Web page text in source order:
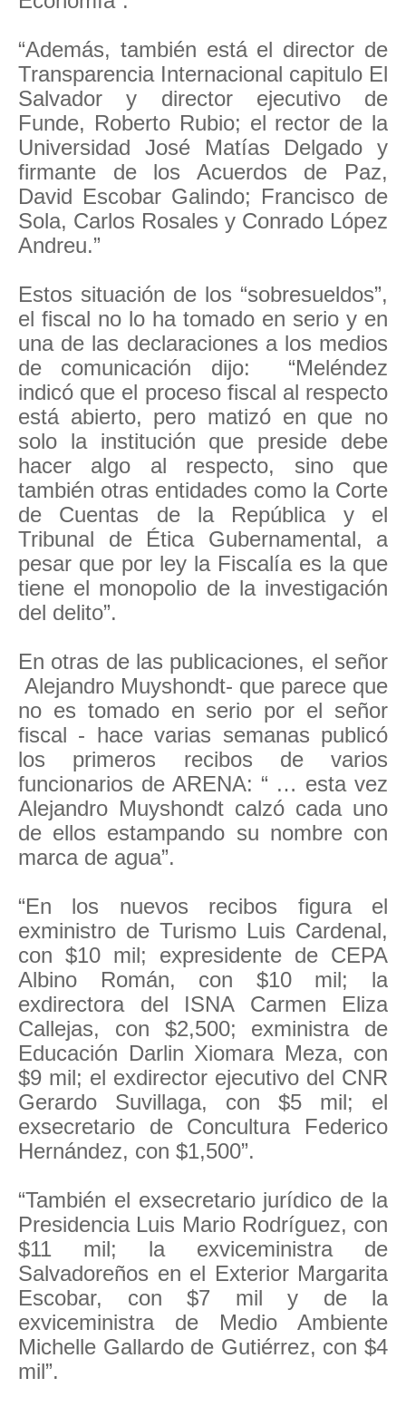
“Además, también está el director de
Transparencia Internacional capitulo El
Salvador y director ejecutivo de
Funde, Roberto Rubio; el rector de la
Universidad José Matías Delgado y
firmante de los Acuerdos de Paz,
David Escobar Galindo; Francisco de
Sola, Carlos Rosales y Conrado López
Andreu.”
Estos situación de los “sobresueldos”,
el fiscal no lo ha tomado en serio y en
una de las declaraciones a los medios
de comunicación dijo: “Meléndez
indicó que el proceso fiscal al respecto
está abierto, pero matizó en que no
solo la institución que preside debe
hacer algo al respecto, sino que
también otras entidades como la Corte
de Cuentas de la República y el
Tribunal de Ética Gubernamental, a
pesar que por ley la Fiscalía es la que
tiene el monopolio de la investigación
del delito”.
En otras de las publicaciones, el señor
Alejandro Muyshondt- que parece que
no es tomado en serio por el señor
fiscal - hace varias semanas publicó
los primeros recibos de varios
funcionarios de ARENA: “ … esta vez
Alejandro Muyshondt calzó cada uno
de ellos estampando su nombre con
marca de agua”.
“En los nuevos recibos figura el
exministro de Turismo Luis Cardenal,
con $10 mil; expresidente de CEPA
Albino Román, con $10 mil; la
exdirectora del ISNA Carmen Eliza
Callejas, con $2,500; exministra de
Educación Darlin Xiomara Meza, con
$9 mil; el exdirector ejecutivo del CNR
Gerardo Suvillaga, con $5 mil; el
exsecretario de Concultura Federico
Hernández, con $1,500”.
“También el exsecretario jurídico de la
Presidencia Luis Mario Rodríguez, con
$11 mil; la exviceministra de
Salvadoreños en el Exterior Margarita
Escobar, con $7 mil y de la
exviceministra de Medio Ambiente
Michelle Gallardo de Gutiérrez, con $4
mil”.